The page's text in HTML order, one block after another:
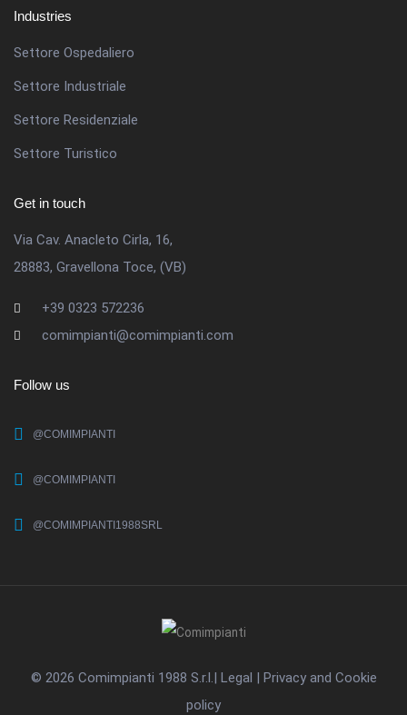
Industries
Settore Ospedaliero
Settore Industriale
Settore Residenziale
Settore Turistico
Get in touch
Via Cav. Anacleto Cirla, 16,
28883, Gravellona Toce, (VB)
+39 0323 572236
comimpianti@comimpianti.com
Follow us
@COMIMPIANTI
@COMIMPIANTI
@COMIMPIANTI1988SRL
© 2026 Comimpianti 1988 S.r.l. Legal
Privacy and Cookie
policy